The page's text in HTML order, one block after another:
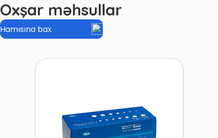
Oxşar məhsullar
Hamısına bax